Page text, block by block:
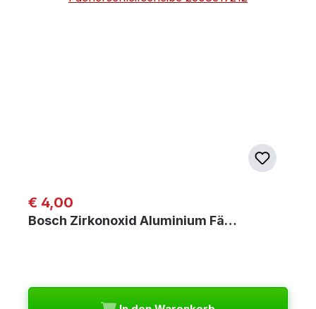
Regulärer Preis:
€ 4,00
Bosch Zirkonoxid Aluminium Fä…